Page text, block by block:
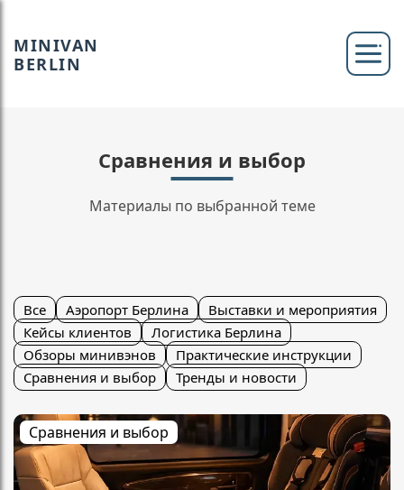
MINIVAN
BERLIN
Сравнения и выбор
Материалы по выбранной теме
Все Аэропорт Берлина
Выставки и мероприятия
Кейсы клиентов
Логистика Берлина
Обзоры минивэнов
Практические инструкции
Сравнения и выбор
Тренды и новости
Сравнения и выбор